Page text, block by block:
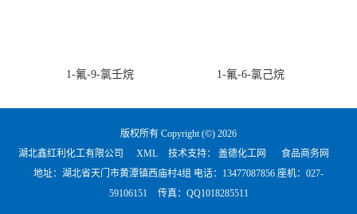
1-氟-9-氯壬烷 1-氟-6-氯己烷
版权所有 Copyright (©) 2026
湖北鑫红利化工有限公司
XML 技术支持： 盖德化工网
食品商务网
地址：湖北省天门市黄潭镇西庙村4组 电话： 13477087856 座机：027-
59106151
传真：QQ1018285511